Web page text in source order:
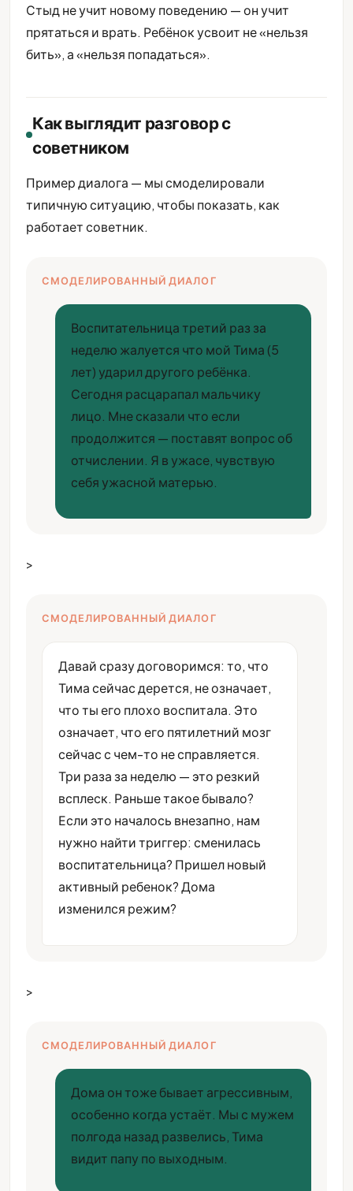
Стыд не учит новому поведению — он учит
прятаться и врать. Ребёнок усвоит не «нельзя
бить», а «нельзя попадаться».
Как выглядит разговор с
советником
Пример диалога — мы смоделировали
типичную ситуацию, чтобы показать, как
работает советник.
СМОДЕЛИРОВАННЫЙ ДИАЛОГ
Воспитательница третий раз за
неделю жалуется что мой Тима (5
лет) ударил другого ребёнка.
Сегодня расцарапал мальчику
лицо. Мне сказали что если
продолжится — поставят вопрос об
отчислении. Я в ужасе, чувствую
себя ужасной матерью.
>
СМОДЕЛИРОВАННЫЙ ДИАЛОГ
Давай сразу договоримся: то, что
Тима сейчас дерется, не означает,
что ты его плохо воспитала. Это
означает, что его пятилетний мозг
сейчас с чем-то не справляется.
Три раза за неделю — это резкий
всплеск. Раньше такое бывало?
Если это началось внезапно, нам
нужно найти триггер: сменилась
воспитательница? Пришел новый
активный ребенок? Дома
изменился режим?
>
СМОДЕЛИРОВАННЫЙ ДИАЛОГ
Дома он тоже бывает агрессивным,
особенно когда устаёт. Мы с мужем
полгода назад развелись, Тима
видит папу по выходным.